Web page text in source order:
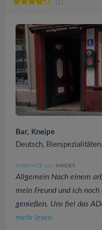
(1)
Bar, Kneipe
Deutsch,
KIWIKATZE (122 ) FINDET:
Allgemein Nach einem
mein Freund und ich
genießen. Uns fiel das
mehr lesen